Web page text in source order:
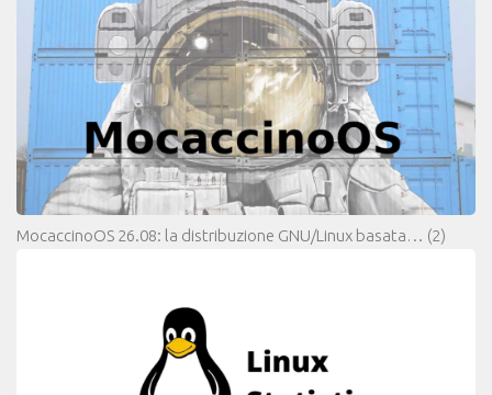
MocaccinoOS 26.08: la distribuzione GNU/Linux basata… (2)